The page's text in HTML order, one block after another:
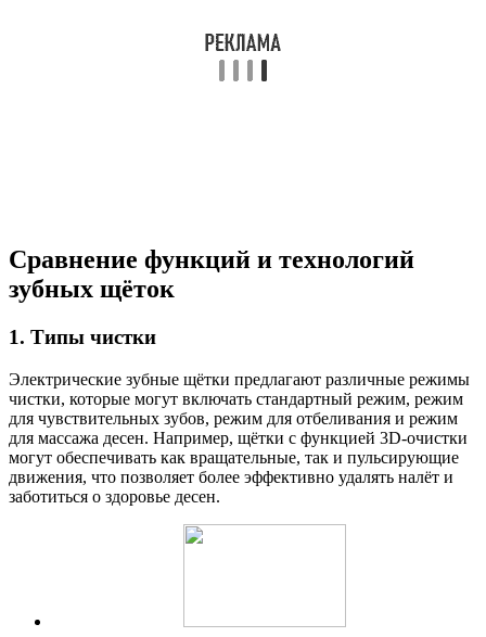
Сравнение функций и технологий
зубных щёток
1. Типы чистки
Электрические зубные щётки предлагают различные режимы
чистки, которые могут включать стандартный режим, режим
для чувствительных зубов, режим для отбеливания и режим
для массажа десен. Например, щётки с функцией 3D-очистки
могут обеспечивать как вращательные, так и пульсирующие
движения, что позволяет более эффективно удалять налёт и
заботиться о здоровье десен.